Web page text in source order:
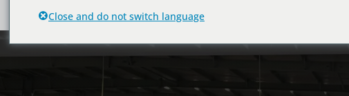
Close and do not switch language